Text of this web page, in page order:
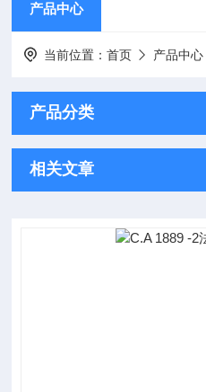
产品中心
当前位置：首页 产品中心
产品分类
相关文章